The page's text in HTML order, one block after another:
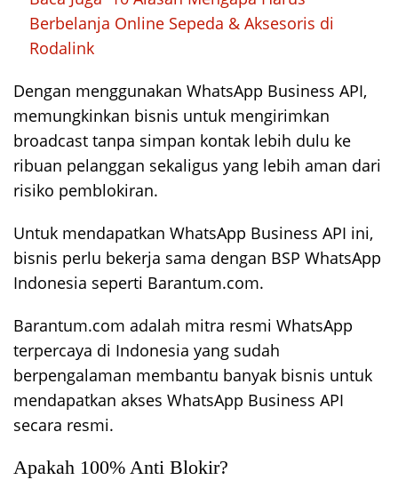
Berbelanja Online Sepeda & Aksesoris di
Rodalink
Dengan menggunakan WhatsApp Business API,
memungkinkan bisnis untuk mengirimkan
broadcast tanpa simpan kontak lebih dulu ke
ribuan pelanggan sekaligus yang lebih aman dari
risiko pemblokiran.
Untuk mendapatkan WhatsApp Business API ini,
bisnis perlu bekerja sama dengan BSP WhatsApp
Indonesia seperti Barantum.com.
Barantum.com adalah mitra resmi WhatsApp
terpercaya di Indonesia yang sudah
berpengalaman membantu banyak bisnis untuk
mendapatkan akses WhatsApp Business API
secara resmi.
Apakah 100% Anti Blokir?